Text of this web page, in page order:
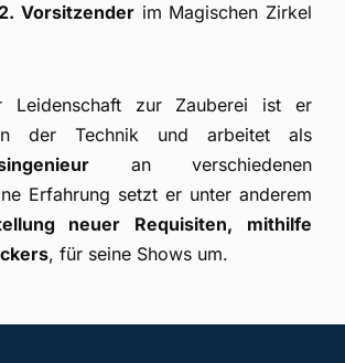
2. Vorsitzenderim Magischen Zirkel
Leidenschaft zur Zauberei ist er
der Technik und arbeitet als
an verschiedenen
Erfahrung setzt er unter anderem
neuer Requisiten, mithilfe
, für seine Shows um.